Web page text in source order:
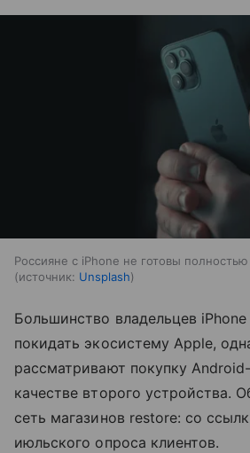
Россияне с iPhone не готовы
источник: Unsplash
Большинство владельцев
покидать экосистему Apple,
рассматривают покупку
качестве второго устройства.
сеть магазинов restore: со
июльского опроса клиентов.